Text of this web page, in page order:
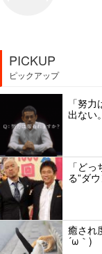
PICKUP
ピックアップ
「努
出ない
「ど
る”ダ
癒され
´ω｀)